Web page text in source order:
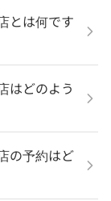
とは何です
はどのよう
の予約はど